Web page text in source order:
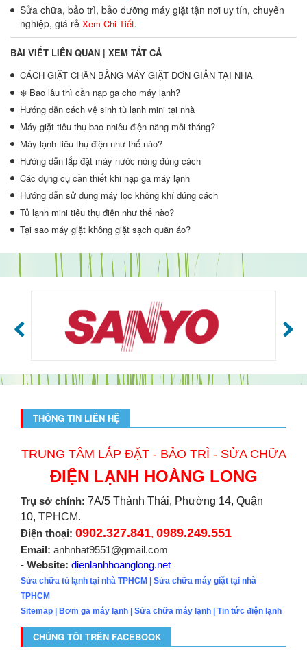
Sửa chữa, bảo trì, bảo dưỡng máy giặt tận nơi uy tín, chuyên
nghiệp, giá rẻ Xem Chi Tiết.
BÀI VIẾT LIÊN QUAN | XEM TẤT CẢ
CÁCH GIẶT CHĂN BẰNG MÁY GIẶT ĐƠN GIẢN TẠI NHÀ
❄️ Bao lâu thì cần nạp ga cho máy lạnh?
Hướng dẫn cách vệ sinh tủ lạnh mini tại nhà
Máy giặt tiêu thụ bao nhiêu điện năng mỗi tháng?
Máy lạnh tiêu thụ điện như thế nào?
Hướng dẫn lắp đặt máy nước nóng đúng cách
Các dụng cụ cần thiết khi nạp ga máy lạnh
Hướng dẫn sử dụng máy lọc không khí đúng cách
Tủ lạnh mini tiêu thụ điện như thế nào?
Tại sao máy giặt không giặt sạch quần áo?
THÔNG TIN LIÊN HỆ
TRUNG TÂM LẮP ĐẶT - BẢO TRÌ - SỬA CHỮA
ĐIỆN LẠNH HOÀNG LONG
Trụ sở chính: 7A/5 Thành Thái, Phường 14, Quận
10, TPHCM.
Điện thoại: 0902.327.841, 0989.249.551
Email: anhnhat9551@gmail.com
- Website: dienlanhhoanglong.net
Sửa chữa tủ lạnh tại nhà TPHCM
Sửa chữa máy giặt tại nhà
TPHCM
Sitemap
Bơm ga máy lạnh Sửa chữa máy lạnh Tin tức điện lạnh
CHÚNG TÔI TRÊN FACEBOOK